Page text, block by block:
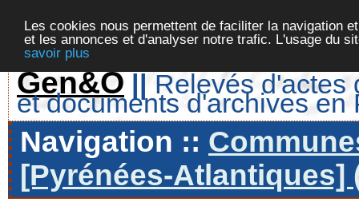
Les cookies nous permettent de faciliter la navigation
et les annonces et d'analyser notre trafic. L'usage du
savoir plus
Gen&O || Relevés d'actes
et documents d'archives en
Navigation ::
[Pyrénées-Atlantiques]